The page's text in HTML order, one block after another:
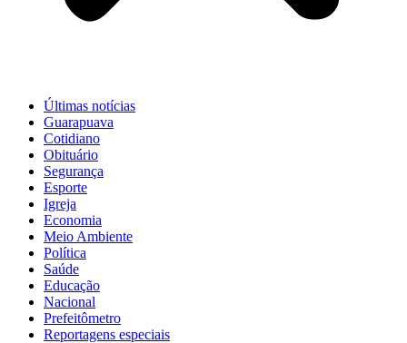
Últimas notícias
Guarapuava
Cotidiano
Obituário
Segurança
Esporte
Igreja
Economia
Meio Ambiente
Política
Saúde
Educação
Nacional
Prefeitômetro
Reportagens especiais